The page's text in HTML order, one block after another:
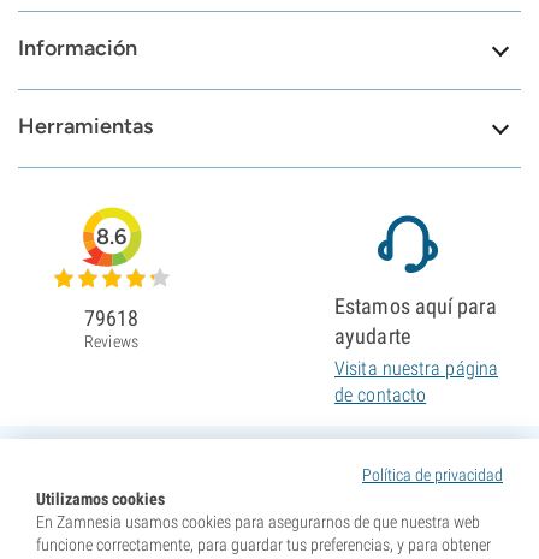
Información
Herramientas
Política de privacidad
Utilizamos cookies
En Zamnesia usamos cookies para asegurarnos de que nuestra web
funcione correctamente, para guardar tus preferencias, y para obtener
8.6
79618
Reviews
Estamos aquí para
ayudarte
Visita nuestra página
de contacto